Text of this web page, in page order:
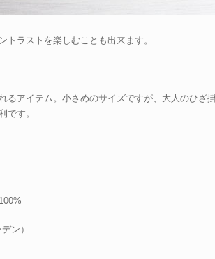
トラストを楽しむことも出来ます。
るアイテム。小さめのサイズですが、大人のひざ
です。
ン）